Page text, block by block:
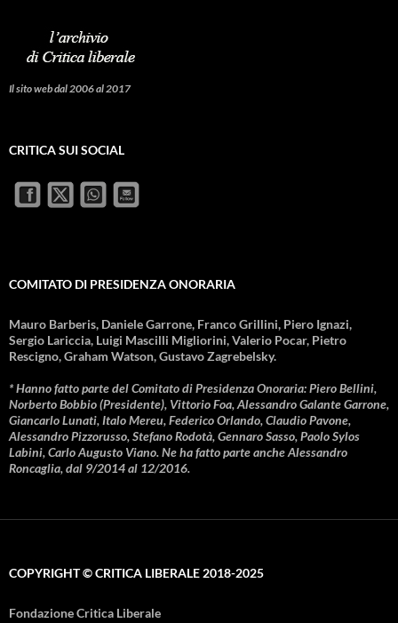
Il sito web dal 2006 al 2017
CRITICA SUI SOCIAL
COMITATO DI PRESIDENZA ONORARIA
Mauro Barberis, Daniele Garrone, Franco Grillini, Piero Ignazi,
Sergio Lariccia, Luigi Mascilli Migliorini, Valerio Pocar, Pietro
Rescigno, Graham Watson, Gustavo Zagrebelsky.
* Hanno fatto parte del Comitato di Presidenza Onoraria: Piero Bellini,
Norberto Bobbio (Presidente), Vittorio Foa, Alessandro Galante Garrone,
Giancarlo Lunati, Italo Mereu, Federico Orlando, Claudio Pavone,
Alessandro Pizzorusso, Stefano Rodotà, Gennaro Sasso, Paolo Sylos
Labini, Carlo Augusto Viano. Ne ha fatto parte anche Alessandro
Roncaglia, dal 9/2014 al 12/2016.
COPYRIGHT © CRITICA LIBERALE 2018-2025
Fondazione Critica Liberale